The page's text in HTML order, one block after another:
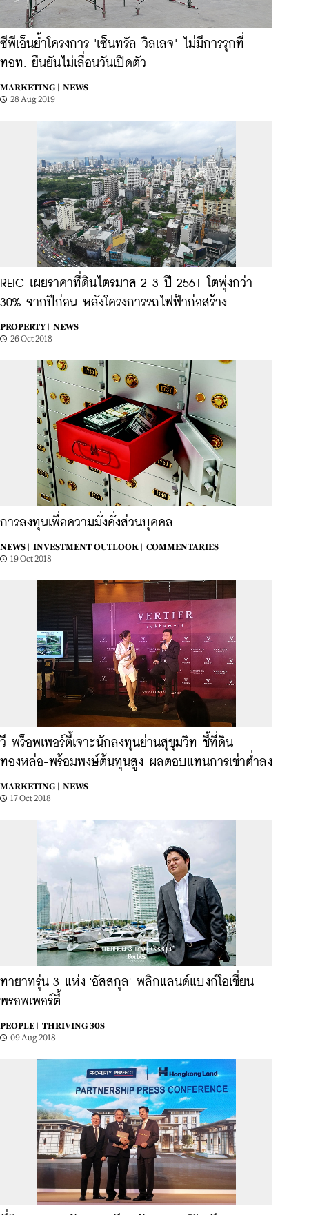
ซีพีเอ็นย้ำโครงการ "เซ็นทรัล วิลเลจ" ไม่มีการรุกที่
ทอท. ยืนยันไม่เลื่อนวันเปิดตัว
MARKETING |
NEWS
28 Aug 2019
REIC เผยราคาที่ดินไตรมาส 2-3 ปี 2561 โตพุ่งกว่า
30% จากปีก่อน หลังโครงการรถไฟฟ้าก่อสร้าง
PROPERTY |
NEWS
26 Oct 2018
การลงทุนเพื่อความมั่งคั่งส่วนบุคคล
NEWS | INVESTMENT OUTLOOK |
COMMENTARIES
19 Oct 2018
วี พร็อพเพอร์ตี้เจาะนักลงทุนย่านสุขุมวิท ชี้ที่ดิน
ทองหล่อ-พร้อมพงษ์ต้นทุนสูง ผลตอบแทนการเช่าต่ำลง
MARKETING |
NEWS
17 Oct 2018
ทายาทรุ่น 3 แห่ง 'อัสสกุล' พลิกแลนด์แบงก์โอเชี่ยน
พรอพเพอร์ตี้
PEOPLE |
THRIVING 30S
09 Aug 2018